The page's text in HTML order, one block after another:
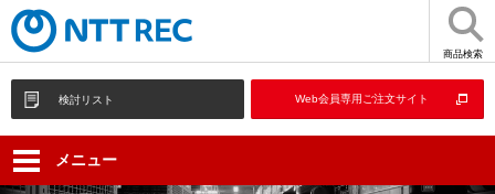
商品検索
検討リスト Web会員専用ご注文サイト
メニュー